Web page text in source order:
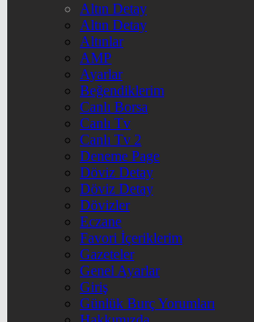
Altın Detay
Altın Detay
Altınlar
AMP
Ayarlar
Beğendiklerim
Canlı Borsa
Canlı Tv
Canlı Tv 2
Deneme Page
Döviz Detay
Döviz Detay
Dövizler
Eczane
Favori İçeriklerim
Gazeteler
Genel Ayarlar
Giriş
Günlük Burç Yorumları